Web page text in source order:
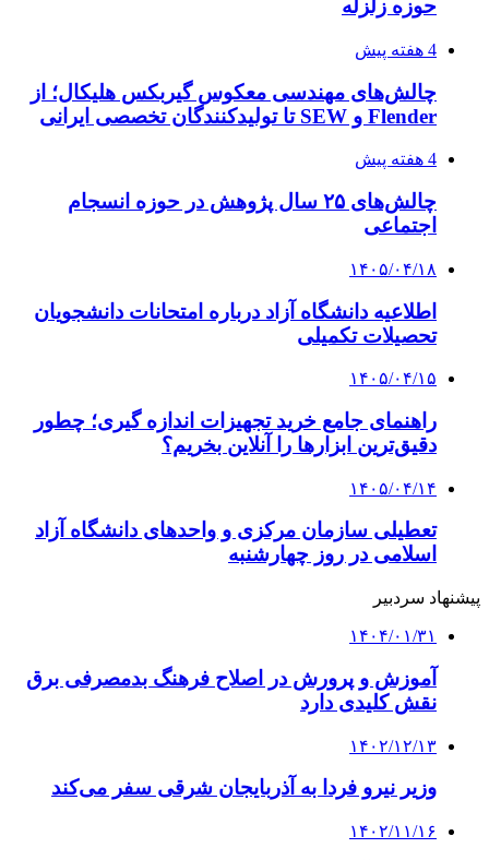
حوزه زلزله
4 هفته پیش
چالش‌های مهندسی معکوس گیربکس هلیکال؛ از
Flender و SEW تا تولیدکنندگان تخصصی ایرانی
4 هفته پیش
چالش‌های ۲۵ سال پژوهش در حوزه انسجام
اجتماعی
۱۴۰۵/۰۴/۱۸
اطلاعیه دانشگاه آزاد درباره امتحانات دانشجویان
تحصیلات تکمیلی
۱۴۰۵/۰۴/۱۵
راهنمای جامع خرید تجهیزات اندازه گیری؛ چطور
دقیق‌ترین ابزارها را آنلاین بخریم؟
۱۴۰۵/۰۴/۱۴
تعطیلی سازمان مرکزی و واحدهای دانشگاه آزاد
اسلامی در روز چهارشنبه
پیشنهاد سردبیر
۱۴۰۴/۰۱/۳۱
آموزش و پرورش در اصلاح فرهنگ بدمصرفی برق
نقش کلیدی دارد
۱۴۰۲/۱۲/۱۳
وزیر نیرو فردا به آذربایجان شرقی سفر می‌کند
۱۴۰۲/۱۱/۱۶